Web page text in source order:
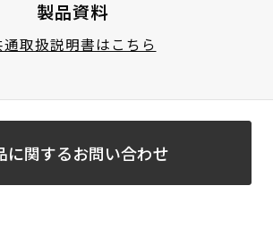
製品資料
通取扱説明書はこちら
に関するお問い合わせ